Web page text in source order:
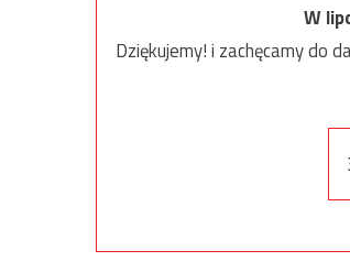
W
Dziękujemy! i zachęcamy do